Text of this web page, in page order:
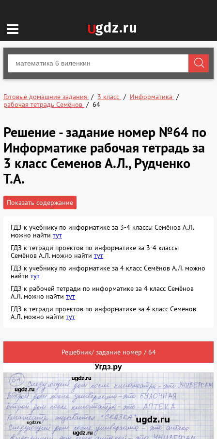
Готовые домашние задания 3 класс
Информатика
рабочая тетрадь Семёнов
64
Решение - задание номер №64 по
Информатике рабочая тетрадь за
3 класс Семенов А.Л., Рудченко
Т.А.
Показать содержание
ГДЗ к учебнику по информатике за 3-4 классы Семёнов А.Л.
можно найти тут
ГДЗ к тетради проектов по информатике за 3-4 классы
Семёнов А.Л. можно найти тут
ГДЗ к учебнику по информатике за 4 класс Семёнов А.Л. можно
найти тут
ГДЗ к рабочей тетради по информатике за 4 класс Семёнов
А.Л. можно найти тут
ГДЗ к тетради проектов по информатике за 4 класс Семёнов
А.Л. можно найти тут
Решебник/ задание номер / 64